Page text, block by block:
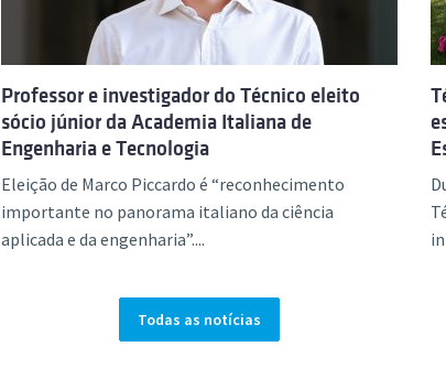
Professor e investigador do Técnico eleito
sócio júnior da Academia Italiana de
Engenharia e Tecnologia
Eleição de Marco Piccardo é “reconhecimento
importante no panorama italiano da ciência
aplicada e da engenharia”....
Todas as notícias